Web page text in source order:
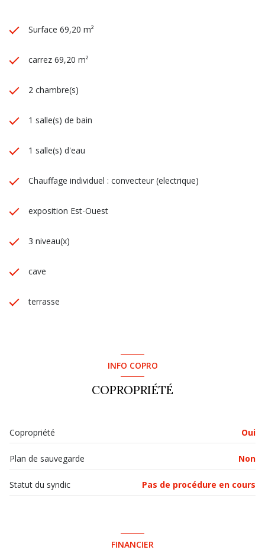
Surface 69,20 m²
carrez 69,20 m²
2 chambre(s)
1 salle(s) de bain
1 salle(s) d'eau
Chauffage individuel : convecteur (electrique)
exposition Est-Ouest
3 niveau(x)
cave
terrasse
INFO COPRO
COPROPRIÉTÉ
Copropriété Oui
Plan de sauvegarde Non
Statut du syndic Pas de procédure en cours
FINANCIER